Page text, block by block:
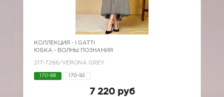
КОЛЛЕКЦИЯ -
I GATTI
ЮБКА - ВОЛНЫ ПОЗНАНИЯ
217-7266/VERONA GREY
170-88 170-92
7 220 руб